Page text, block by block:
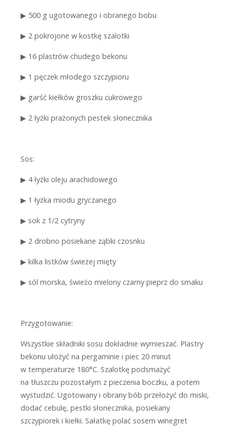
▶ 500 g ugotowanego i obranego bobu
▶ 2 pokrojone w kostkę szalotki
▶ 16 plastrów chudego bekonu
▶ 1 pęczek młodego szczypioru
▶ garść kiełków groszku cukrowego
▶ 2 łyżki prażonych pestek słonecznika
Sos:
▶ 4 łyżki oleju arachidowego
▶ 1 łyżka miodu gryczanego
▶ sok z 1/2 cytryny
▶ 2 drobno posiekane ząbki czosnku
▶ kilka listków świeżej mięty
▶ sól morska, świeżo mielony czarny pieprz do smaku
Przygotowanie:
Wszystkie składniki sosu dokładnie wymieszać. Plastry
bekonu ułożyć na pergaminie i piec 20 minut
w temperaturze 180°C. Szalotkę podsmażyć
na tłuszczu pozostałym z pieczenia boczku, a potem
wystudzić. Ugotowany i obrany bób przełożyć do miski,
dodać cebulę, pestki słonecznika, posiekany
szczypiorek i kiełki. Sałatkę polać sosem winegret